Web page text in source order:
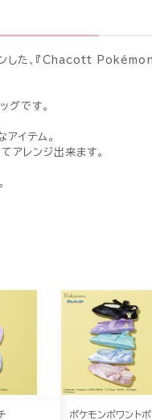
ンした、『Chacott
グです。
イテム。
アレンジ出来ます。
ポケモンポワント